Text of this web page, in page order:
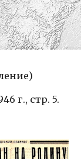
г., стр. 5.